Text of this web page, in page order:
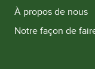
À propos de nous
Notre façon de